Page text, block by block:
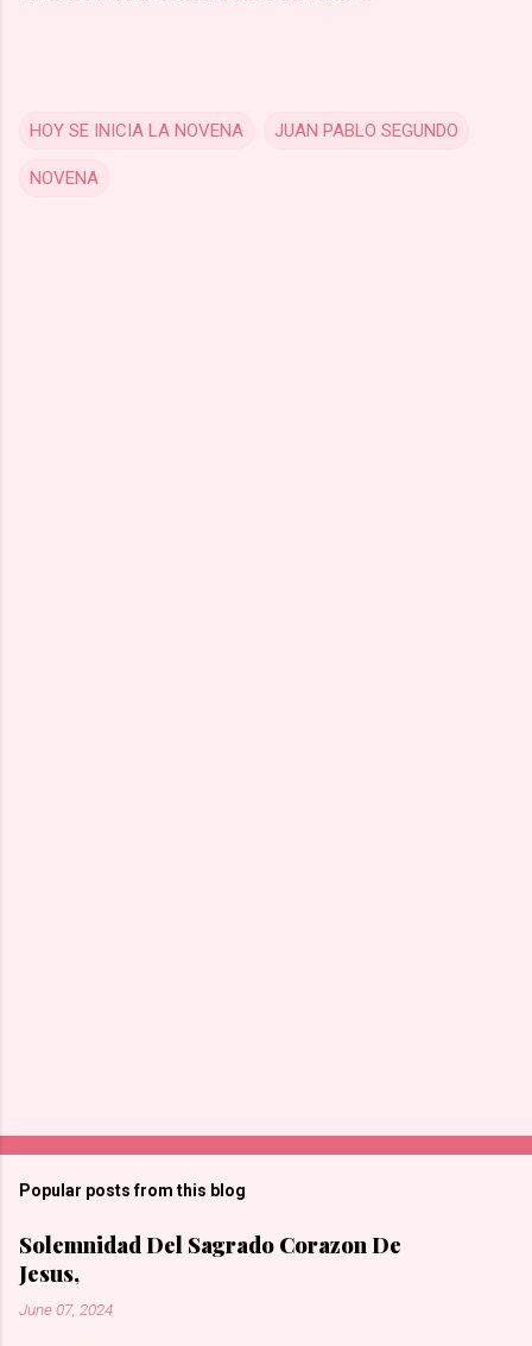
HOY SE INICIA LA NOVENA JUAN PABLO SEGUNDO
NOVENA
Popular posts from this blog
Solemnidad Del Sagrado Corazon De
Jesus,
June 07, 2024